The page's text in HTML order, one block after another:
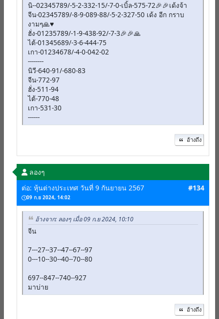
นิ--02345789/-5-2-332-15/-7-0-เบิ้ล-575-72🎉🎉เด้งจ้า
จีน-02345789/-8-9-089-88/-5-2-327-50 เด้ง อีก กราบ
งามๆ🙏♥️
ฮั่ง-01235789/-1-9-438-92/-7-3🎉🎉🙏
ไต้-01345689/-3-6-444-75
เกา-01234678/-4-0-042-02
--------
นิวี-640-91/-680-83
จีน-772-97
ฮั่ง-511-94
ไต้-770-48
เกา-531-30
------
อ้างถึง
ลองๆ
ต่อ: หุ้นต่างประเทศ วันที่ 9 กันยายน 2567
09 ก.ย 2024, 14:02
#134
อ้างจาก: ลองๆ เมื่อ 09 ก.ย 2024, 10:10
จีน
7---27--37--47--67--97
0---10--30--40--70--80
697--847--740--927
มาบ่าย
อ้างถึง